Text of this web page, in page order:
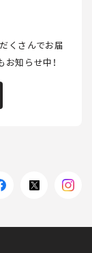
くさんでお届
知らせ中！